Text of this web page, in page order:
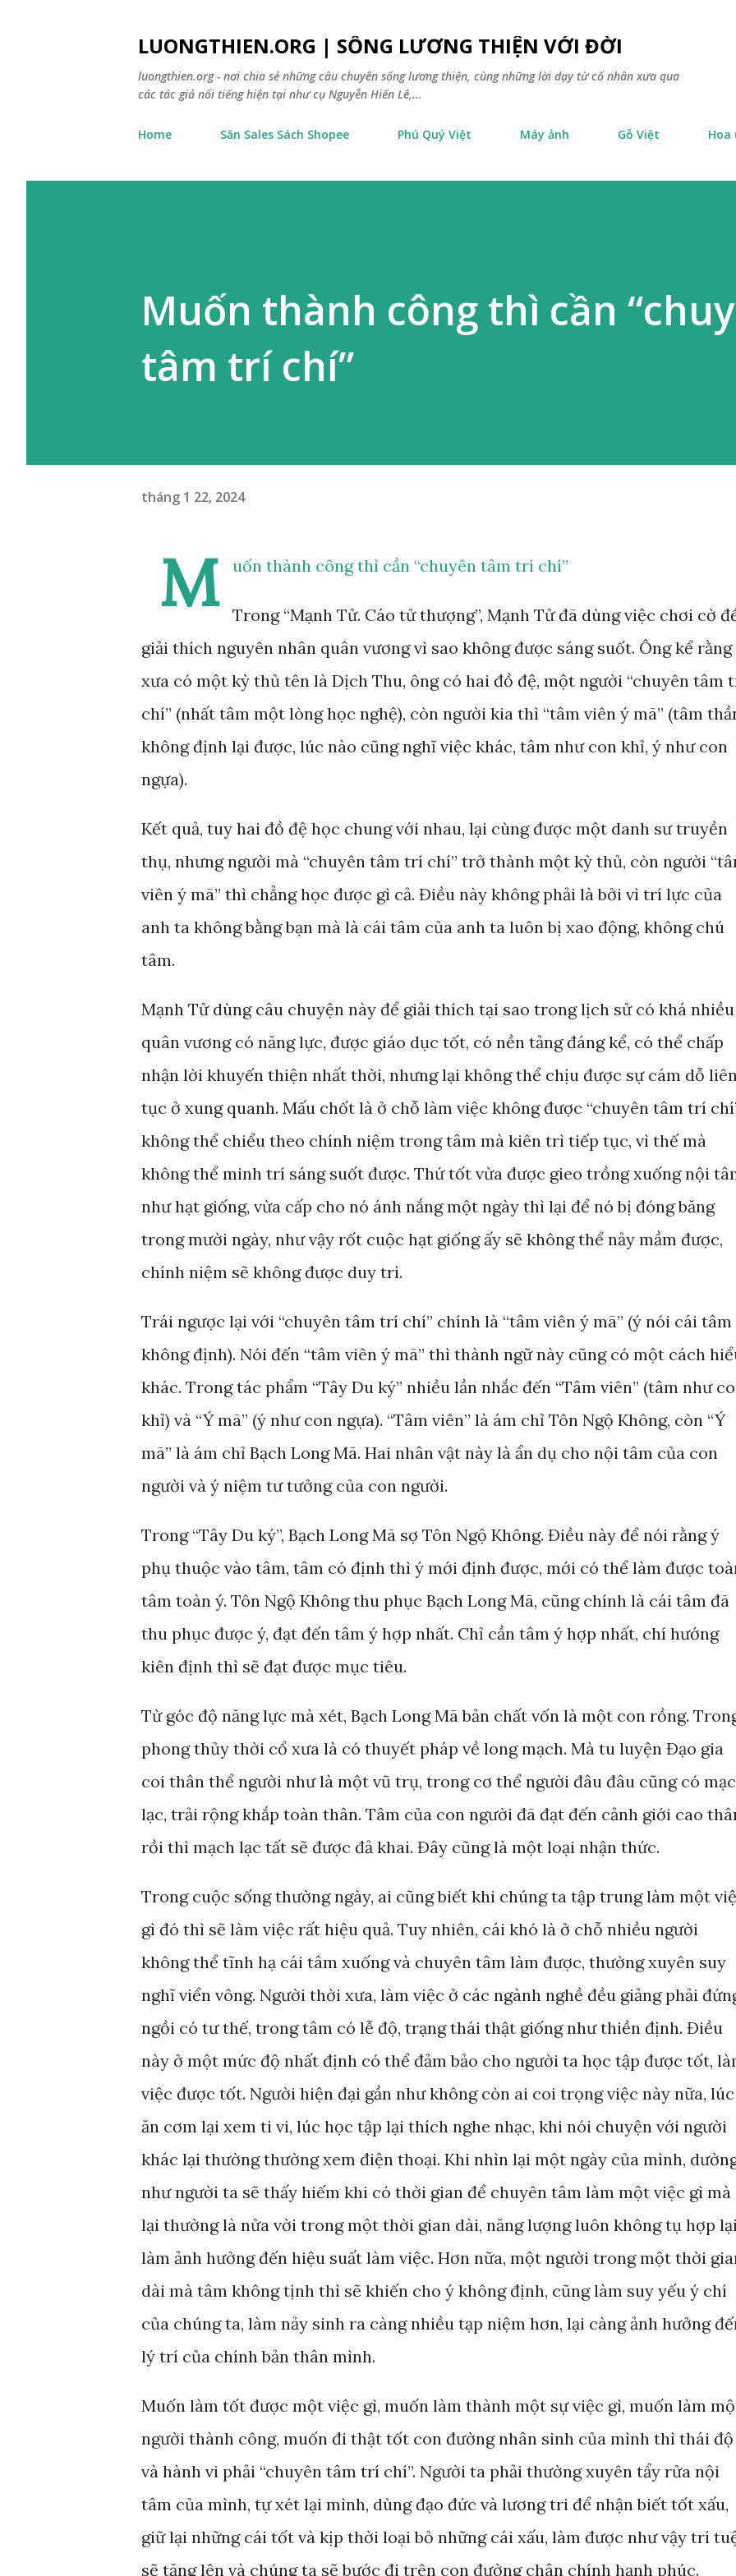
LUONGTHIEN.ORG | SỐNG LƯƠNG THIỆN VỚI ĐỜI
luongthien.org - nơi chia sẻ những câu chuyên sống lương thiện, cùng những lời dạy từ cổ nhân xưa qua
các tác giả nổi tiếng hiện tại như cụ Nguyễn Hiến Lê,...
Home Săn Sales Sách Shopee Phú Quý Việt Máy ảnh Gỗ Việt Hoa
Muốn thành công thì cần
tâm trí chí”
tháng 1 22, 2024
M uốn thành công thì cần “chuyên tâm trí chí”
Trong “Mạnh Tử. Cáo tử thượng”, Mạnh Tử đã dùng việc chơi cờ
giải thích nguyên nhân quân vương vì sao không được sáng suốt. Ông kể rằng
xưa có một kỳ thủ tên là Dịch Thu, ông có hai đồ đệ, một người “chuyên tâm
chí” (nhất tâm một lòng học nghệ), còn người kia thì “tâm viên ý mã” (tâm
không định lại được, lúc nào cũng nghĩ việc khác, tâm như con khỉ, ý như con
ngựa).
Kết quả, tuy hai đồ đệ học chung với nhau, lại cùng được một danh sư truyền
thụ, nhưng người mà “chuyên tâm trí chí” trở thành một kỳ thủ, còn người
viên ý mã” thì chẳng học được gì cả. Điều này không phải là bởi vì trí lực của
anh ta không bằng bạn mà là cái tâm của anh ta luôn bị xao động, không chú
tâm.
Mạnh Tử dùng câu chuyện này để giải thích tại sao trong lịch sử có khá nhiều
quân vương có năng lực, được giáo dục tốt, có nền tảng đáng kể, có thể chấp
nhận lời khuyến thiện nhất thời, nhưng lại không thể chịu được sự cám dỗ
tục ở xung quanh. Mấu chốt là ở chỗ làm việc không được “chuyên tâm trí
không thể chiểu theo chính niệm trong tâm mà kiên trì tiếp tục, vì thế mà
không thể minh trí sáng suốt được. Thứ tốt vừa được gieo trồng xuống nội
như hạt giống, vừa cấp cho nó ánh nắng một ngày thì lại để nó bị đóng băng
trong mười ngày, như vậy rốt cuộc hạt giống ấy sẽ không thể nảy mầm được,
chính niệm sẽ không được duy trì.
Trái ngược lại với “chuyên tâm trí chí” chính là “tâm viên ý mã” (ý nói cái tâm
không định). Nói đến “tâm viên ý mã” thì thành ngữ này cũng có một cách
khác. Trong tác phẩm “Tây Du ký” nhiều lần nhắc đến “Tâm viên” (tâm như
khỉ) và “Ý mã” (ý như con ngựa). “Tâm viên” là ám chỉ Tôn Ngộ Không, còn “Ý
mã” là ám chỉ Bạch Long Mã. Hai nhân vật này là ẩn dụ cho nội tâm của con
người và ý niệm tư tưởng của con người.
Trong “Tây Du ký”, Bạch Long Mã sợ Tôn Ngộ Không. Điều này để nói rằng ý
phụ thuộc vào tâm, tâm có định thì ý mới định được, mới có thể làm được
tâm toàn ý. Tôn Ngộ Không thu phục Bạch Long Mã, cũng chính là cái tâm đã
thu phục được ý, đạt đến tâm ý hợp nhất. Chỉ cần tâm ý hợp nhất, chí hướng
kiên định thì sẽ đạt được mục tiêu.
Từ góc độ năng lực mà xét, Bạch Long Mã bản chất vốn là một con rồng.
phong thủy thời cổ xưa là có thuyết pháp về long mạch. Mà tu luyện Đạo gia
coi thân thể người như là một vũ trụ, trong cơ thể người đâu đâu cũng có
lạc, trải rộng khắp toàn thân. Tâm của con người đã đạt đến cảnh giới cao
rồi thì mạch lạc tất sẽ được đả khai. Đây cũng là một loại nhận thức.
Trong cuộc sống thường ngày, ai cũng biết khi chúng ta tập trung làm một
gì đó thì sẽ làm việc rất hiệu quả. Tuy nhiên, cái khó là ở chỗ nhiều người
không thể tĩnh hạ cái tâm xuống và chuyên tâm làm được, thường xuyên suy
nghĩ viển vông. Người thời xưa, làm việc ở các ngành nghề đều giảng phải
ngồi có tư thế, trong tâm có lễ độ, trạng thái thật giống như thiền định. Điều
này ở một mức độ nhất định có thể đảm bảo cho người ta học tập được tốt,
việc được tốt. Người hiện đại gần như không còn ai coi trọng việc này nữa, lúc
ăn cơm lại xem ti vi, lúc học tập lại thích nghe nhạc, khi nói chuyện với người
khác lại thường thường xem điện thoại. Khi nhìn lại một ngày của mình,
như người ta sẽ thấy hiếm khi có thời gian để chuyên tâm làm một việc gì mà
lại thường là nửa vời trong một thời gian dài, năng lượng luôn không tụ hợp
làm ảnh hưởng đến hiệu suất làm việc. Hơn nữa, một người trong một thời
dài mà tâm không tịnh thì sẽ khiến cho ý không định, cũng làm suy yếu ý chí
của chúng ta, làm nảy sinh ra càng nhiều tạp niệm hơn, lại càng ảnh hưởng
lý trí của chính bản thân mình.
Muốn làm tốt được một việc gì, muốn làm thành một sự việc gì, muốn làm
người thành công, muốn đi thật tốt con đường nhân sinh của mình thì thái độ
và hành vi phải “chuyên tâm trí chí”. Người ta phải thường xuyên tẩy rửa nội
tâm của mình, tự xét lại mình, dùng đạo đức và lương tri để nhận biết tốt xấu,
giữ lại những cái tốt và kịp thời loại bỏ những cái xấu, làm được như vậy trí
sẽ tăng lên và chúng ta sẽ bước đi trên con đường chân chính hạnh phúc.